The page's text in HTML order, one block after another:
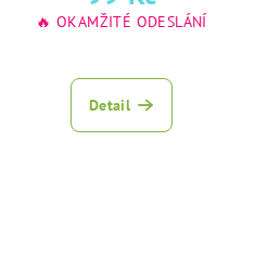
oblíbený tisk na
jedlý papír
🔥 OKAMŽITÉ ODESLÁNÍ
Detail